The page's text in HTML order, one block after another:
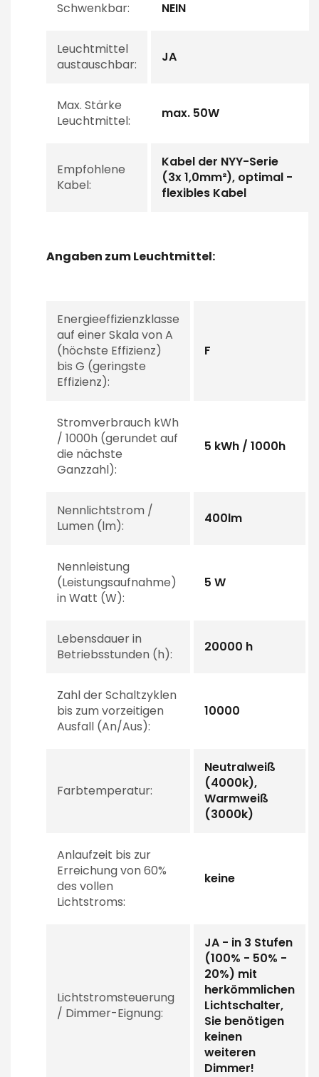
Schwenkbar: NEIN
Leuchtmittel
austauschbar:
JA
Max. Stärke
Leuchtmittel:
max. 50W
Empfohlene
Kabel:
Kabel der NYY-Serie
(3x 1,0mm²), optimal -
flexibles Kabel
Angaben zum Leuchtmittel:
Energieeffizienzklasse
auf einer Skala von A
(höchste Effizienz)
bis G (geringste
Effizienz):
F
Stromverbrauch kWh
/ 1000h (gerundet auf
die nächste
Ganzzahl):
5 kWh / 1000h
Nennlichtstrom /
Lumen (lm):
400lm
Nennleistung
(Leistungsaufnahme)
in Watt (W):
5 W
Lebensdauer in
Betriebsstunden (h):
20000 h
Zahl der Schaltzyklen
bis zum vorzeitigen
Ausfall (An/Aus):
10000
Farbtemperatur:
Neutralweiß
(4000k),
Warmweiß
(3000k)
Anlaufzeit bis zur
Erreichung von 60%
des vollen
Lichtstroms:
keine
Lichtstromsteuerung
/ Dimmer-Eignung:
JA - in 3 Stufen
(100% - 50% -
20%) mit
herkömmlichen
Lichtschalter,
Sie benötigen
keinen
weiteren
Dimmer!